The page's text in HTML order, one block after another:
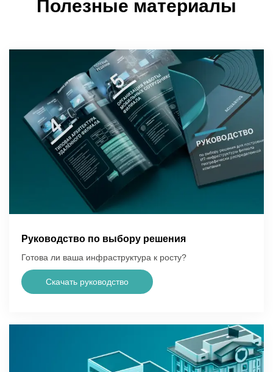
Полезные материалы
Руководство по выбору решения
Готова ли ваша инфраструктура к росту?
Скачать руководство